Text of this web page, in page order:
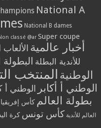
National A
National B dames
classé @ar Super coupe
أخبار عالمية الألعاب
للأندية البطلة البطولة
الوطنية المنتخب
الوطني أ أكابر الوطني أ
بطولة العالم كأس إفريقيا
العالم للأندية كأس تونس كرة